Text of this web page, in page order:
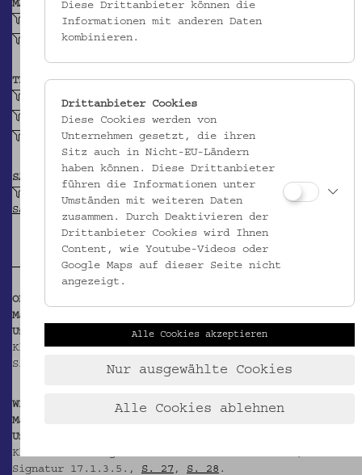
MATERIAL
Baumwollzwirn
TECHNIK
gefärbt (Textil)
genetzt
gegossen (Metall)
SAMMLUNG
Sachwortforschung
OBJEKT WIRD ZITIERT IN
Manuskripte im Hugo-Schuchardt-Nachlass der
Universitätsbibliothek Graz, Sondersammlungen:
Kladde Fischfang Italien "Fischerei Italien",
Signatur 17.1.3.5.,
WEITERFÜHRENDE INFORMATIONEN
Manuskripte im Hugo-Schuchardt-Nachlass der
Universitätsbibliothek Graz, Sondersammlungen:
Kladde Fischfang Italien "Fischerei Italien",
Signatur 17.1.3.5., S. 27 , S. 28 .
Diese Drittanbieter können die
Informationen mit anderen Daten
kombinieren.
Drittanbieter Cookies
Diese Cookies werden von
Unternehmen gesetzt, die ihren
Sitz auch in Nicht-EU-Ländern
haben können. Diese Drittanbieter
führen die Informationen unter
Umständen mit weiteren Daten
zusammen. Durch Deaktivieren der
Drittanbieter Cookies wird Ihnen
Content, wie Youtube-Videos oder
Google Maps auf dieser Seite nicht
angezeigt.
Alle Cookies akzeptieren
Nur ausgewählte Cookies
Alle Cookies ablehnen